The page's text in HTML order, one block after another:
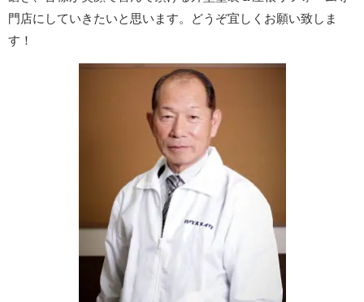
門店にしていきたいと思います。どうぞ宜しくお願い致しま
す！